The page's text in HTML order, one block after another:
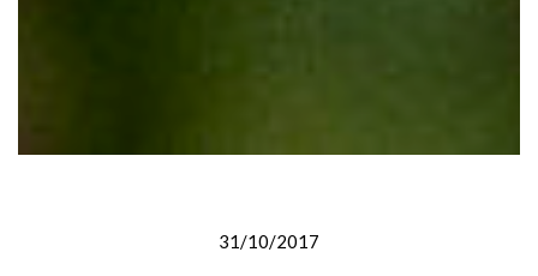
31/10/2017